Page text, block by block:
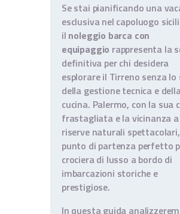
Se stai pianificando una
esclusiva nel capoluogo
il noleggio barca con
equipaggio rappresenta la
definitiva per chi desidera
esplorare il Tirreno senza
della gestione tecnica e
cucina. Palermo, con la sua
frastagliata e la vicinanza a
riserve naturali
punto di partenza perfetto
crociera di lusso a bordo di
imbarcazioni storiche e
prestigiose.
In questa guida